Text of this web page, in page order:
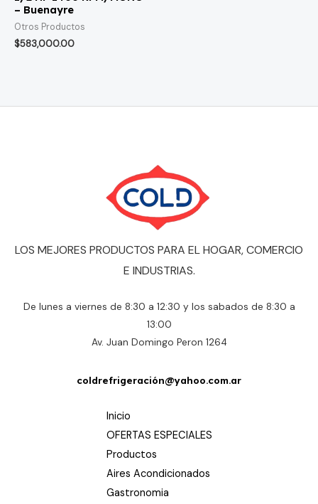
– Buenayre
Otros Productos
$583,000.00
LOS MEJORES PRODUCTOS PARA EL HOGAR, COMERCIO
E INDUSTRIAS.
De lunes a viernes de 8:30 a 12:30 y los sabados de 8:30 a
13:00
Av. Juan Domingo Peron 1264
coldrefrigeración@yahoo.com.ar
Inicio
OFERTAS ESPECIALES
Productos
Aires Acondicionados
Gastronomia